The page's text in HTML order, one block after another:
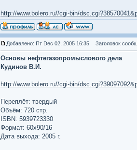
http://www.bolero.ru//cgi-bin/
Добавлено: Пт Dec 02, 2005 16:35 Заголовок
Основы нефтегазопромыслового дела
Кудинов В.И.
http://www.bolero.ru//cgi-bin/
Переплёт: твердый
Объём: 720 стр.
ISBN: 5939723330
Формат: 60x90/16
Дата выхода: 2005 г.